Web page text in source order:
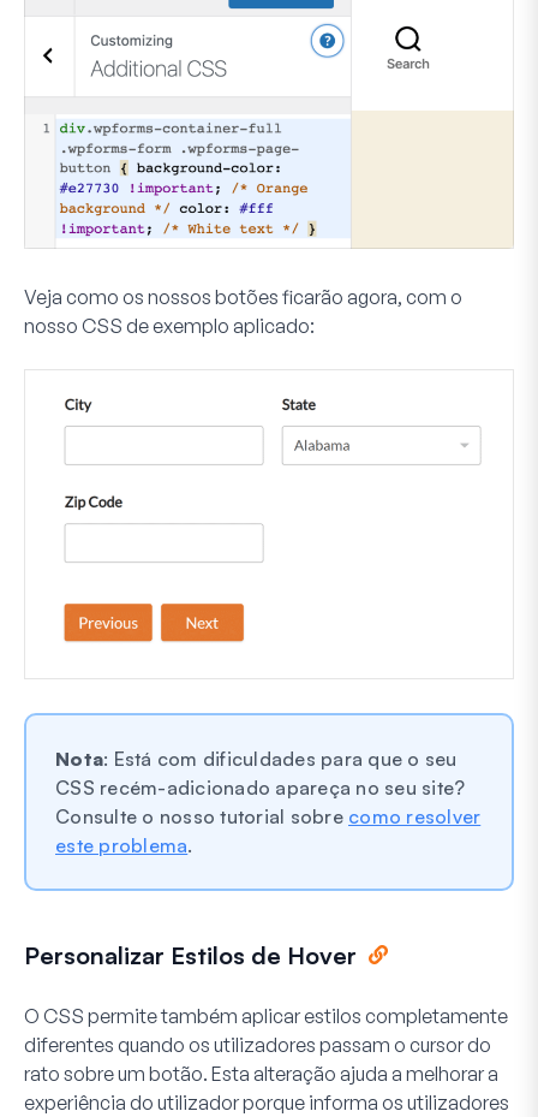
Veja como os nossos botões ficarão agora, com o
nosso CSS de exemplo aplicado:
Nota: Está com dificuldades para que o seu
CSS recém-adicionado apareça no seu site?
Consulte o nosso tutorial sobre como resolver
este problema.
Personalizar Estilos de Hover
O CSS permite também aplicar estilos completamente
diferentes quando os utilizadores passam o cursor do
rato sobre um botão. Esta alteração ajuda a melhorar a
experiência do utilizador porque informa os utilizadores